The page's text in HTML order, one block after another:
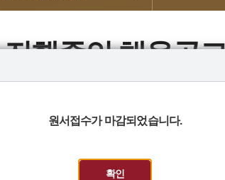
진행중인 채용공
원서접수가 마감되었습니다.
확인